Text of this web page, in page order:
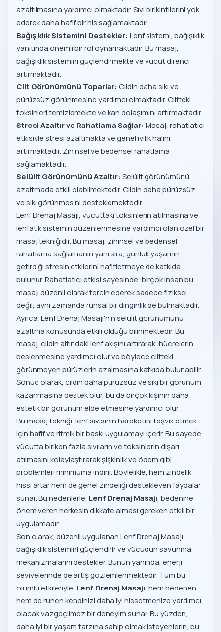
azaltılmasına yardımcı olmaktadır. Sıvı birikintilerini yok
ederek daha hafif bir his sağlamaktadır.
Bağışıklık Sistemini Destekler: Lenf sistemi, bağışıklık
yanıtında önemli bir rol oynamaktadır. Bu masaj,
bağışıklık sistemini güçlendirmekte ve vücut direnci
artırmaktadır.
Cilt Görünümünü Toparlar: Cildin daha sıkı ve
pürüzsüz görünmesine yardımcı olmaktadır. Ciltteki
toksinleri temizlemekte ve kan dolaşımını artırmaktadır.
Stresi Azaltır ve Rahatlama Sağlar: Masaj, rahatlatıcı
etkisiyle stresi azaltmakta ve genel iyilik halini
artırmaktadır. Zihinsel ve bedensel rahatlama
sağlamaktadır.
Selülit Görünümünü Azaltır: Selülit görünümünü
azaltmada etkili olabilmektedir. Cildin daha pürüzsüz
ve sıkı görünmesini desteklemektedir.
Lenf Drenaj Masajı, vücuttaki toksinlerin atılmasına ve
lenfatik sistemin düzenlenmesine yardımcı olan özel bir
masaj tekniğidir. Bu masaj, zihinsel ve bedensel
rahatlama sağlamanın yanı sıra, günlük yaşamın
getirdiği stresin etkilerini hafifletmeye de katkıda
bulunur. Rahatlatıcı etkisi sayesinde, birçok insan bu
masajı düzenli olarak tercih ederek sadece fiziksel
değil, aynı zamanda ruhsal bir dinginlik de bulmaktadır.
Ayrıca, Lenf Drenaj Masajı'nın selülit görünümünü
azaltma konusunda etkili olduğu bilinmektedir. Bu
masaj, cildin altındaki lenf akışını artırarak, hücrelerin
beslenmesine yardımcı olur ve böylece ciltteki
görünmeyen pürüzlerin azalmasına katkıda bulunabilir.
Sonuç olarak, cildin daha pürüzsüz ve sıkı bir görünüm
kazanmasına destek olur, bu da birçok kişinin daha
estetik bir görünüm elde etmesine yardımcı olur.
Bu masaj tekniği, lenf sıvısının hareketini teşvik etmek
için hafif ve ritmik bir baskı uygulamayı içerir. Bu sayede
vücutta biriken fazla sıvıların ve toksinlerin dışarı
atılmasını kolaylaştırarak şişkinlik ve ödem gibi
problemleri minimuma indirir. Böylelikle, hem zindelik
hissi artar hem de genel zindeliği destekleyen faydalar
sunar. Bu nedenlerle, Lenf Drenaj Masajı, bedenine
önem veren herkesin dikkate alması gereken etkili bir
uygulamadır.
Son olarak, düzenli uygulanan Lenf Drenaj Masajı,
bağışıklık sistemini güçlendirir ve vücudun savunma
mekanizmalarını destekler. Bunun yanında, enerji
seviyelerinde de artış gözlemlenmektedir. Tüm bu
olumlu etkileriyle, Lenf Drenaj Masajı, hem bedenen
hem de ruhen kendinizi daha iyi hissetmenize yardımcı
olacak vazgeçilmez bir deneyim sunar. Bu yüzden,
daha iyi bir yaşam tarzına sahip olmak isteyenlerin, bu